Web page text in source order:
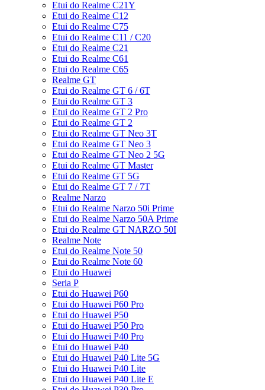
Etui do Realme C21Y
Etui do Realme C12
Etui do Realme C75
Etui do Realme C11 / C20
Etui do Realme C21
Etui do Realme C61
Etui do Realme C65
Realme GT
Etui do Realme GT 6 / 6T
Etui do Realme GT 3
Etui do Realme GT 2 Pro
Etui do Realme GT 2
Etui do Realme GT Neo 3T
Etui do Realme GT Neo 3
Etui do Realme GT Neo 2 5G
Etui do Realme GT Master
Etui do Realme GT 5G
Etui do Realme GT 7 / 7T
Realme Narzo
Etui do Realme Narzo 50i Prime
Etui do Realme Narzo 50A Prime
Etui do Realme GT NARZO 50I
Realme Note
Etui do Realme Note 50
Etui do Realme Note 60
Etui do Huawei
Seria P
Etui do Huawei P60
Etui do Huawei P60 Pro
Etui do Huawei P50
Etui do Huawei P50 Pro
Etui do Huawei P40 Pro
Etui do Huawei P40
Etui do Huawei P40 Lite 5G
Etui do Huawei P40 Lite
Etui do Huawei P40 Lite E